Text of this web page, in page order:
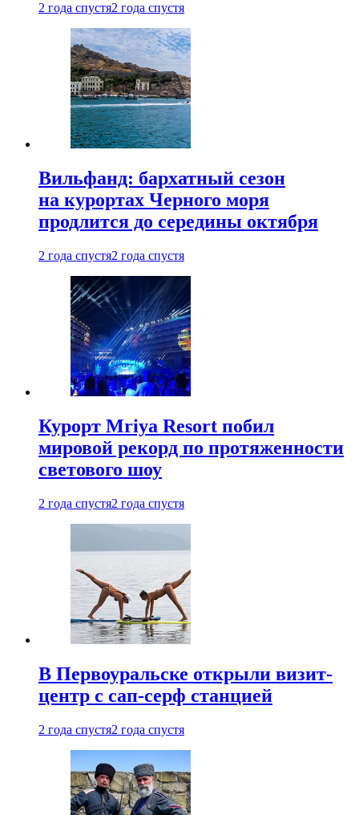
2 года спустя2 года спустя
Вильфанд: бархатный сезон
на курортах Черного моря
продлится до середины октября
2 года спустя2 года спустя
Курорт Mriya Resort побил
мировой рекорд по протяженности
светового шоу
2 года спустя2 года спустя
В Первоуральске открыли визит-
центр с сап-серф станцией
2 года спустя2 года спустя